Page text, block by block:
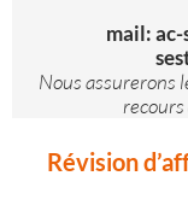
mail:
Nous assurerons
Révision